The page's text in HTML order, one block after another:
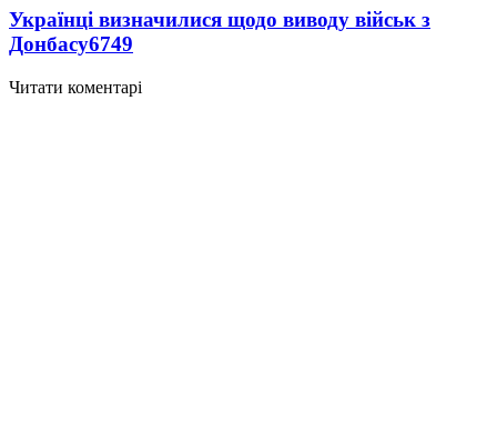
Українці визначилися щодо виводу військ з
Донбасу6749
Читати коментарі